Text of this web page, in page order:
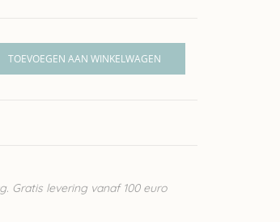
TOEVOEGEN AAN WINKELWAGEN
Gratis levering vanaf 100 euro